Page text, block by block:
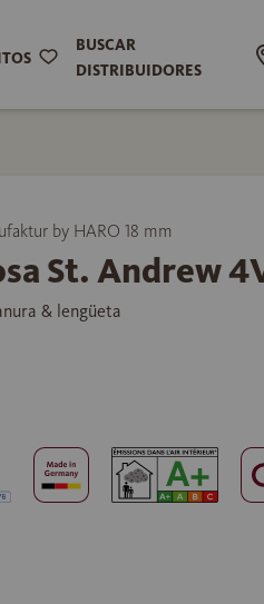
BUSCAR
DISTRIBUIDORES
by HARO 18 mm
St. Andrew
& lengüeta